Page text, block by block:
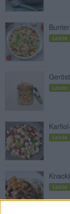
Leicht
Leicht
Leicht
Leicht